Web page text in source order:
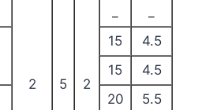
2 5 2
15
4.5
15
4.5
20
5.5